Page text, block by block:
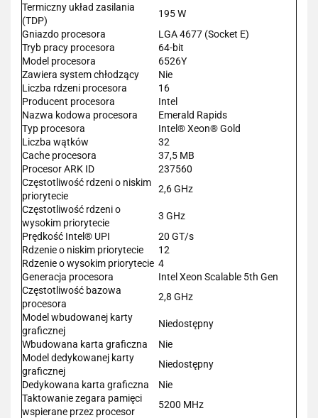
Termiczny układ zasilania
(TDP)
195 W
Gniazdo procesora
LGA 4677 (Socket E)
Tryb pracy procesora
64-bit
Model procesora
6526Y
Zawiera system chłodzący
Nie
Liczba rdzeni procesora
16
Producent procesora
Intel
Nazwa kodowa procesora
Emerald Rapids
Typ procesora
Intel® Xeon® Gold
Liczba wątków
32
Cache procesora
37,5 MB
Procesor ARK ID
237560
Częstotliwość rdzeni o niskim
priorytecie
2,6 GHz
Częstotliwość rdzeni o
wysokim priorytecie
3 GHz
Prędkość Intel® UPI
20 GT/s
Rdzenie o niskim priorytecie
12
Rdzenie o wysokim priorytecie 4
Generacja procesora
Intel Xeon Scalable 5th Gen
Częstotliwość bazowa
procesora
2,8 GHz
Model wbudowanej karty
graficznej
Niedostępny
Wbudowana karta graficzna
Nie
Model dedykowanej karty
graficznej
Niedostępny
Dedykowana karta graficzna
Nie
Taktowanie zegara pamięci
wspierane przez procesor
5200 MHz